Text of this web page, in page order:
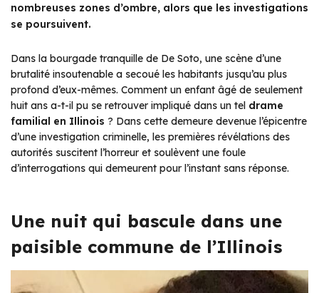
nombreuses zones d’ombre, alors que les investigations
se poursuivent.
Dans la bourgade tranquille de De Soto, une scène d’une
brutalité insoutenable a secoué les habitants jusqu’au plus
profond d’eux-mêmes. Comment un enfant âgé de seulement
huit ans a-t-il pu se retrouver impliqué dans un tel drame
familial en Illinois ? Dans cette demeure devenue l’épicentre
d’une investigation criminelle, les premières révélations des
autorités suscitent l’horreur et soulèvent une foule
d’interrogations qui demeurent pour l’instant sans réponse.
Une nuit qui bascule dans une
paisible commune de l’Illinois